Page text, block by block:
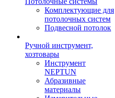
Комплектующие для
потолочных систем
Подвесной потолок
Ручной инструмент,
хозтовары
Инструмент
NEPTUN
Абразивные
материалы